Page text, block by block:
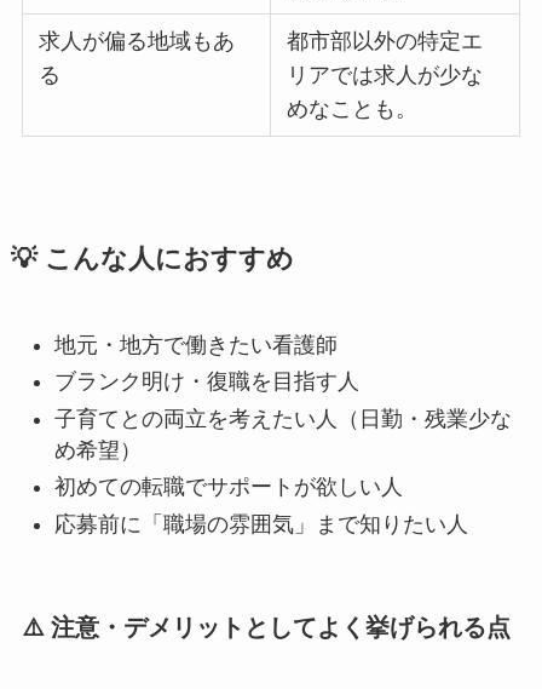
求人が偏る地域もあ
る
都市部以外の特定エ
リアでは求人が少な
めなことも。
💡 こんな人におすすめ
地元・地方で働きたい看護師
ブランク明け・復職を目指す人
子育てとの両立を考えたい人（日勤・残業少な
め希望）
初めての転職でサポートが欲しい人
応募前に「職場の雰囲気」まで知りたい人
⚠️ 注意・デメリットとしてよく挙げられる点